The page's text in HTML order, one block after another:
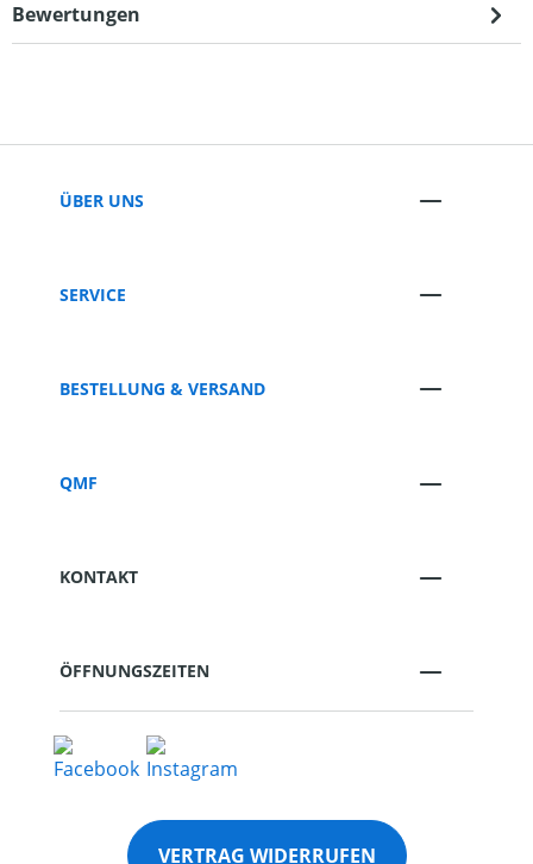
Bewertungen
ÜBER UNS
SERVICE
BESTELLUNG & VERSAND
QMF
KONTAKT
ÖFFNUNGSZEITEN
VERTRAG WIDERRUFEN